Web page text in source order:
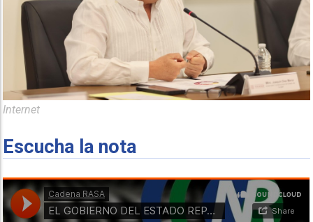
Internet
Escucha la nota